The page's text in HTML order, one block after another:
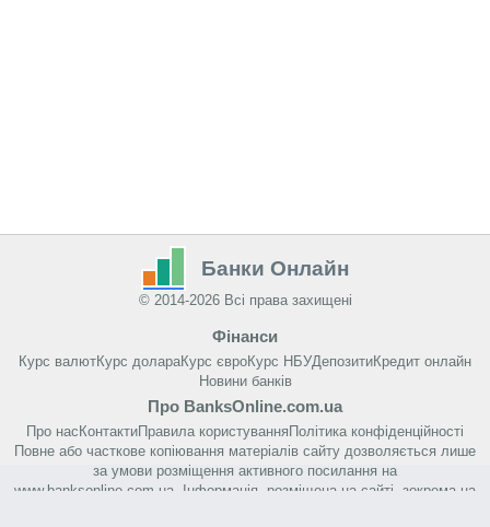
Банки Онлайн
© 2014-2026 Всі права захищені
Фінанси
Курс валютКурс долараКурс євроКурс НБУДепозитиКредит онлайн
Новини банків
Про BanksOnline.com.ua
Про нас КонтактиПравила користування Політика конфіденційності
Повне або часткове копіювання матеріалів сайту дозволяється лише
за умови розміщення активного посилання на
www.banksonline.com.ua. Інформація, розміщена на сайті, зокрема на